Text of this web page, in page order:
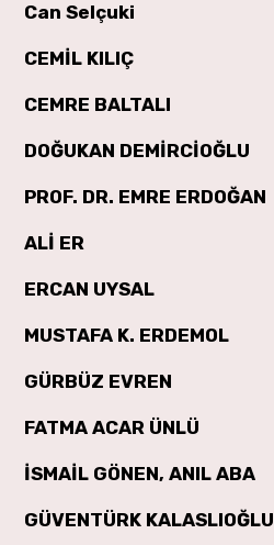
Can Selçuki
CEMİL KILIÇ
CEMRE BALTALI
DOĞUKAN DEMİRCİOĞLU
PROF. DR. EMRE ERDOĞAN
ALİ ER
ERCAN UYSAL
MUSTAFA K. ERDEMOL
GÜRBÜZ EVREN
FATMA ACAR ÜNLÜ
İSMAİL GÖNEN, ANIL ABA
GÜVENTÜRK KALASLIOĞLU